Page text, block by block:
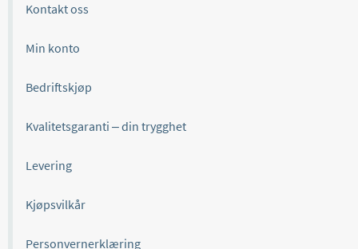
Kontakt oss
Min konto
Bedriftskjøp
Kvalitetsgaranti – din trygghet
Levering
Kjøpsvilkår
Personvernerklæring